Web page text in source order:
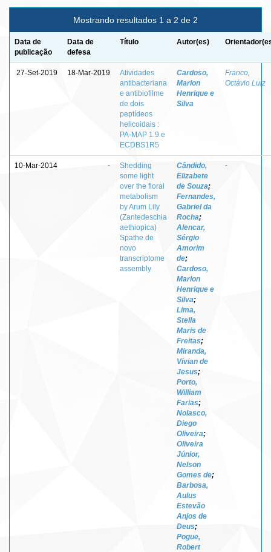
Mostrando resultados 1 a 2 de 2
Data de
publicação
Data de
defesa
Título Autor(es)
27-Set-2019 18-Mar-2019
Atividades
antibacteriana
e antibiofilme
de dois
peptídeos
helicoidais :
PA-MAP 1.9 e
ECDBS1R5
Cardoso,
Marlon
Henrique e
Silva
Franco,
Octávio Luiz
10-Mar-2014 -
Shedding
some light
over the floral
metabolism
by Arum Lily
(Zantedeschia
aethiopica)
Spathe de
novo
transcriptome
assembly
Cândido,
Elizabete
de Souza;
Fernandes,
Gabriel da
Rocha;
Alencar,
Sérgio
Amorim
de;
Cardoso,
Marlon
Henrique e
Silva;
Lima,
Stella
Maris de
Freitas;
Miranda,
Vívian de
Jesus;
Porto,
William
Farias;
Nolasco,
Diego
Oliveira;
Oliveira
Júnior,
Nelson
Gomes de;
Barbosa,
Aulus
Estevão
Anjos de
Deus;
Pogue,
Robert
-